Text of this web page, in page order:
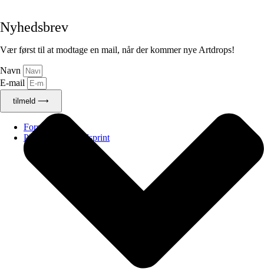
Nyhedsbrev
Vær først til at modtage en mail, når der kommer nye Artdrops!
Navn
E-mail
tilmeld ⟶
Forside
Plakater & lærredsprint